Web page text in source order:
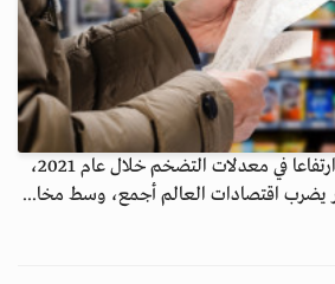
سجلت أغلب دول العالم ارتفاعا في معدلات التضخم خلال عام 2021،
يضرب اقتصادات العالم أجمع، وسط مخا...